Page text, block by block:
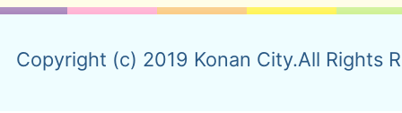
Copyright (c) 2019 Konan City.All Rights